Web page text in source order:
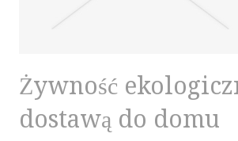
PLACÓWKI EDUKACYJNE
KURSY I SZKOLENIA
TŁUMACZENIA
E-SPRZEDAŻ
Żywność
dostawą do domu